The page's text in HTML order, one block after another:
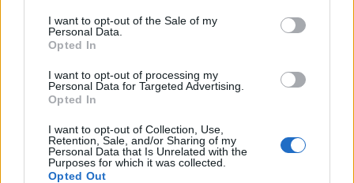
I want to opt-out of the Sale of my
Personal Data.
Opted In
I want to opt-out of processing my
Personal Data for Targeted Advertising.
Opted In
I want to opt-out of Collection, Use,
Retention, Sale, and/or Sharing of my
Personal Data that Is Unrelated with the
Purposes for which it was collected.
Opted Out
27 °C
27°C
24 Km/h
ΚΑΘΑΡΟΣ
29°C
27°C
5 Μπφ BA
35 Km/h
55km/h